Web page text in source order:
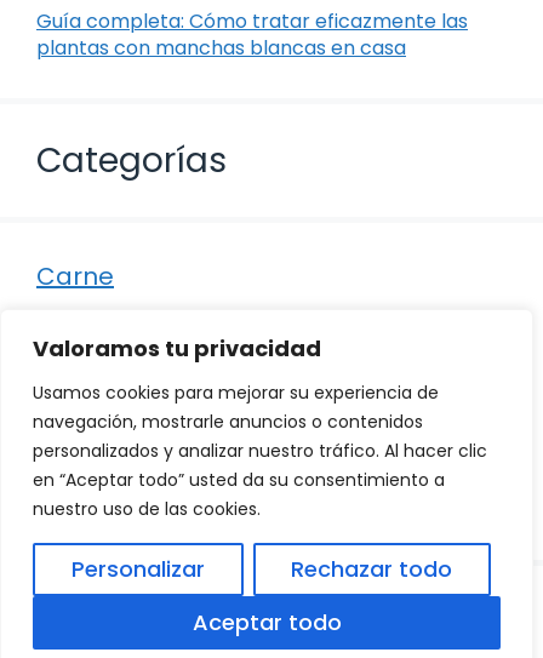
Valoramos tu privacidad
Usamos cookies para mejorar su experiencia de
navegación, mostrarle anuncios o contenidos
personalizados y analizar nuestro tráfico. Al hacer clic
en “Aceptar todo” usted da su consentimiento a
nuestro uso de las cookies.
Personalizar
Rechazar todo
Aceptar todo
Guía completa: Cómo tratar eficazmente las
plantas con manchas blancas en casa
Categorías
Carne
Otro
Pescado
Recetas
Política de Privacidad Aviso Legal|
Política de Cookies